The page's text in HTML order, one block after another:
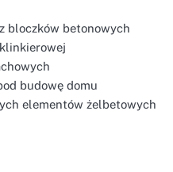
bloczków betonowych
budowę domu
elementów żelbetowych